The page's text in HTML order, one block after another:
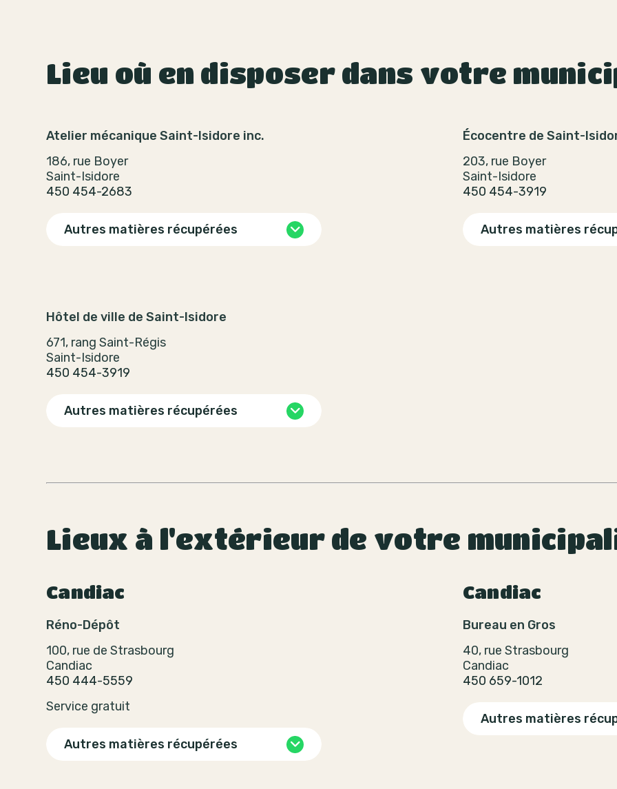
Lieu où en disposer dans votre
Atelier mécanique Saint-Isidore inc.
186, rue Boyer
Saint-Isidore
450 454-2683
Autres matières récupérées
Écocentre de Saint-
203, rue Boyer
Saint-Isidore
450 454-3919
Autres matières
Hôtel de ville de Saint-Isidore
671, rang Saint-Régis
Saint-Isidore
450 454-3919
Autres matières récupérées
Lieux à l'extérieur de votre
Candiac
Réno-Dépôt
100, rue de Strasbourg
Candiac
450 444-5559
Service gratuit
Autres matières récupérées
Candiac
Bureau en Gros
40, rue Strasbourg
Candiac
450 659-1012
Autres matières